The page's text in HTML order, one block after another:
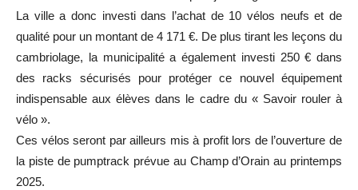
La ville a donc investi dans l’achat de 10 vélos neufs et de
qualité pour un montant de 4 171 €. De plus tirant les leçons du
cambriolage, la municipalité a également investi 250 € dans
des racks sécurisés pour protéger ce nouvel équipement
indispensable aux élèves dans le cadre du « Savoir rouler à
vélo ».
Ces vélos seront par ailleurs mis à profit lors de l’ouverture de
la piste de pumptrack prévue au Champ d’Orain au printemps
2025.